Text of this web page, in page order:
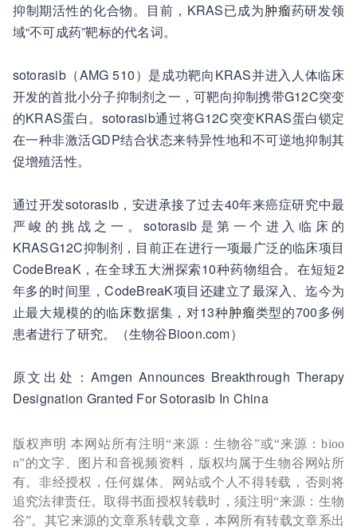
抑制期活性的化合物。目前，KRAS已成为肿瘤药研发领
域“不可成药”靶标的代名词。
sotorasib（AMG 510）是成功靶向KRAS并进入人体临床
开发的首批小分子抑制剂之一，可靶向抑制携带G12C突变
的KRAS蛋白。sotorasib通过将G12C突变KRAS蛋白锁定
在一种非激活GDP结合状态来特异性地和不可逆地抑制其
促增殖活性。
通过开发sotorasib，安进承接了过去40年来癌症研究中最
严峻的挑战之一。sotorasib是第一个进入临床的
KRASG12C抑制剂，目前正在进行一项最广泛的临床项目
CodeBreaK，在全球五大洲探索10种药物组合。在短短2
年多的时间里，CodeBreaK项目还建立了最深入、迄今为
止最大规模的的临床数据集，对13种肿瘤类型的700多例
患者进行了研究。（生物谷Bioon.com）
原文出处：Amgen Announces Breakthrough Therapy
Designation Granted For Sotorasib In China
版权声明 本网站所有注明“来源：生物谷”或“来源：bioo
n”的文字、图片和音视频资料，版权均属于生物谷网站所
有。非经授权，任何媒体、网站或个人不得转载，否则将
追究法律责任。取得书面授权转载时，须注明“来源：生物
谷”。其它来源的文章系转载文章，本网所有转载文章系出